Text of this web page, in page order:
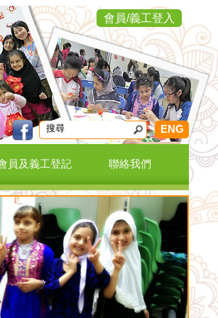
會員/義工登入
ENG
員及義工登記 聯絡我們